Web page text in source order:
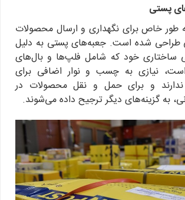
پستی
طور خاص برای نگهداری و ارسال محصولات
طراحی شده است. جعبه‌های پستی به دلیل
ساختاری خود که شامل فلپ‌ها و بال‌های
نیازی به چسب و نوار اضافی برای
ندارند و برای حمل و نقل محصولات در
به گزینه‌های دیگر ترجیح داده می‌شوند.